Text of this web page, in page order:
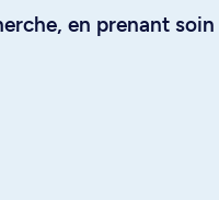
en prenant